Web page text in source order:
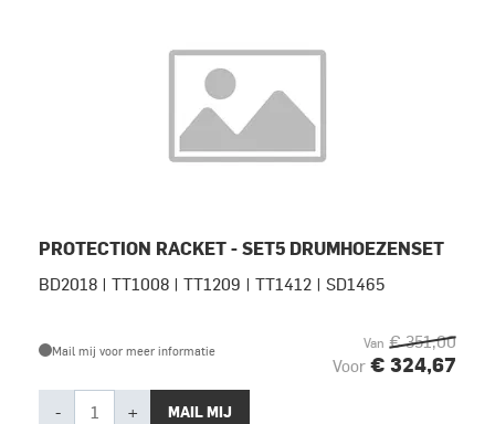
PROTECTION RACKET - SET5 DRUMHOEZENSET
BD2018 | TT1008 | TT1209 | TT1412 | SD1465
Mail mij voor meer informatie Van € 351,00
Voor € 324,67
- + MAIL MIJ